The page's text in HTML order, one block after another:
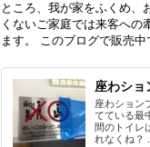
ところ、我が家をふくめ、
くないご家庭では来客への
ます。 このブログで販売中
座わショ
座わション
てている最
間のトイレ
れなくね？